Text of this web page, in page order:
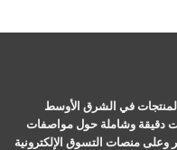
في الشرق الأوسط
دقيقة وشاملة حول مواصفات
وعلى منصات التسوق الإلكترونية